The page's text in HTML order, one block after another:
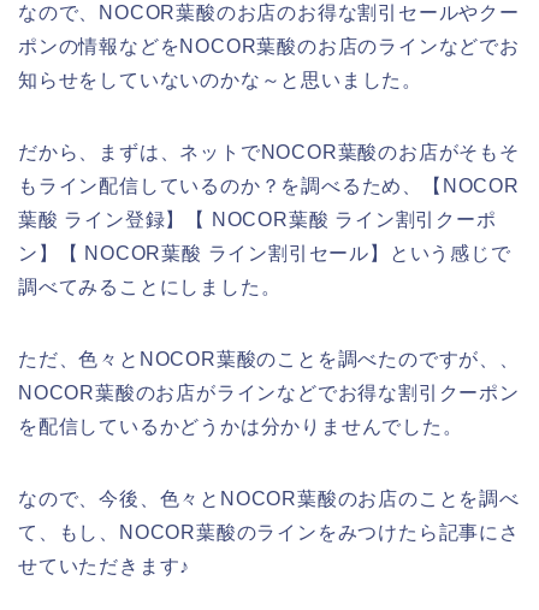
なので、NOCOR葉酸のお店のお得な割引セールやクー
ポンの情報などをNOCOR葉酸のお店のラインなどでお
知らせをしていないのかな～と思いました。
だから、まずは、ネットでNOCOR葉酸のお店がそもそ
もライン配信しているのか？を調べるため、【NOCOR
葉酸 ライン登録】【 NOCOR葉酸 ライン割引クーポ
ン】【 NOCOR葉酸 ライン割引セール】という感じで
調べてみることにしました。
ただ、色々とNOCOR葉酸のことを調べたのですが、、
NOCOR葉酸のお店がラインなどでお得な割引クーポン
を配信しているかどうかは分かりませんでした。
なので、今後、色々とNOCOR葉酸のお店のことを調べ
て、もし、NOCOR葉酸のラインをみつけたら記事にさ
せていただきます♪